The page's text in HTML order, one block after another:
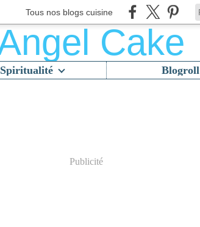
Tous nos blogs cuisine
Spiritualité Blogroll
Publicité